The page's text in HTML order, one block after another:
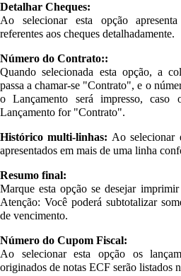
Detalhar Cheques:
Ao selecionar esta opção
referentes aos cheques detalhadamente.
Número do Contrato::
Quando selecionada esta opção, a
passa a chamar-se "Contrato", e o
o Lançamento será impresso,
Lançamento for "Contrato".
Histórico multi-linhas: Ao selecionar
apresentados em mais de uma linha
Resumo final:
Marque esta opção se desejar
Atenção: Você poderá subtotalizar
de vencimento.
Número do Cupom Fiscal:
Ao selecionar esta opção os
originados de notas ECF serão listados